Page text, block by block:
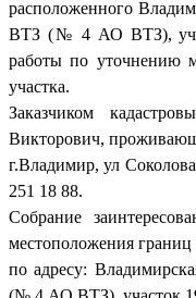
расположенного
ВТЗ (№ 4 АО ВТЗ),
работы по уточнению
участка.
Заказчиком
Викторович,
г.Владимир, ул
251 18 88.
Собрание
местоположения границ
по адресу: